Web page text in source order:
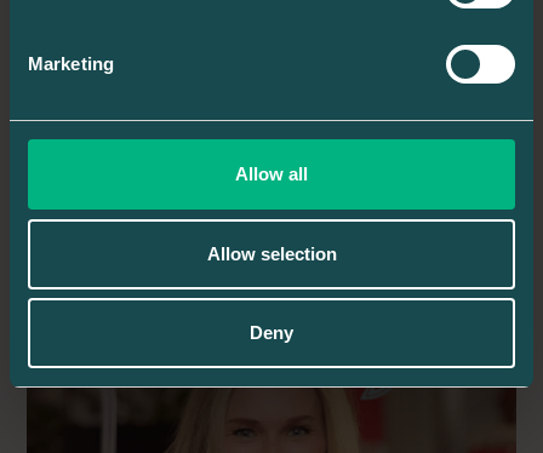
Marketing
Allow all
Allow selection
Deny